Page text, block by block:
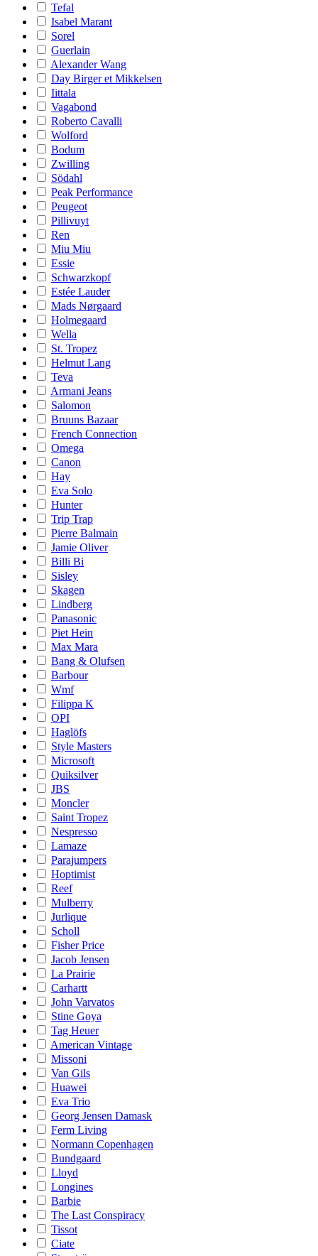
Tefal
Isabel Marant
Sorel
Guerlain
Alexander Wang
Day Birger et Mikkelsen
Iittala
Vagabond
Roberto Cavalli
Wolford
Bodum
Zwilling
Södahl
Peak Performance
Peugeot
Pillivuyt
Ren
Miu Miu
Essie
Schwarzkopf
Estée Lauder
Mads Nørgaard
Holmegaard
Wella
St. Tropez
Helmut Lang
Teva
Armani Jeans
Salomon
Bruuns Bazaar
French Connection
Omega
Canon
Hay
Eva Solo
Hunter
Trip Trap
Pierre Balmain
Jamie Oliver
Billi Bi
Sisley
Skagen
Lindberg
Panasonic
Piet Hein
Max Mara
Bang & Olufsen
Barbour
Wmf
Filippa K
OPI
Haglöfs
Style Masters
Microsoft
Quiksilver
JBS
Moncler
Saint Tropez
Nespresso
Lamaze
Parajumpers
Hoptimist
Reef
Mulberry
Jurlique
Scholl
Fisher Price
Jacob Jensen
La Prairie
Carhartt
John Varvatos
Stine Goya
Tag Heuer
American Vintage
Missoni
Van Gils
Huawei
Eva Trio
Georg Jensen Damask
Ferm Living
Normann Copenhagen
Bundgaard
Lloyd
Longines
Barbie
The Last Conspiracy
Tissot
Ciate